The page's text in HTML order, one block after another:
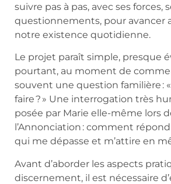
suivre pas à pas, avec ses forces,
questionnements, pour avancer
notre existence quotidienne.
Le projet paraît simple, presque
pourtant, au moment de
souvent une question familière :
faire ? » Une interrogation très
posée par Marie elle-même lors
l’Annonciation : comment
qui me dépasse et m’attire en
Avant d’aborder les aspects
discernement, il est nécessaire